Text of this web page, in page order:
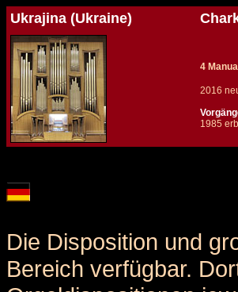
Ukrajina (Ukraine)
4
2016
1985
Die Disposition und
Bereich verfügbar.